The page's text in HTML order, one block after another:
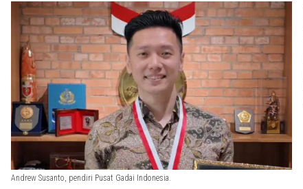
Andrew Susanto, pendiri Pusat Gadai Indonesia.